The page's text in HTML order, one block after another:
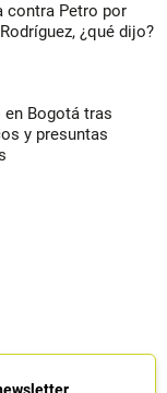
contra Petro por
¿qué dijo?
Bogotá tras
y presuntas